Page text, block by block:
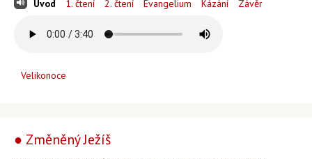
Úvod 1. čtení 2. čtení Evangelium Kázání Závěr
Velikonoce
● Změněný Ježíš